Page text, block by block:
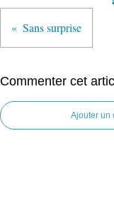
Sans surprise
Commenter cet
Ajouter un